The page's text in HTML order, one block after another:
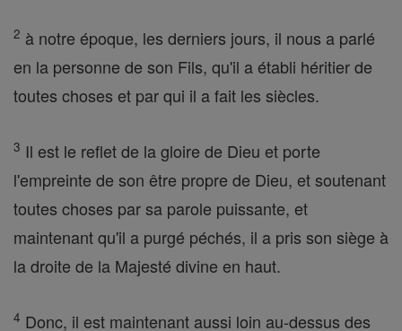
2 à notre époque, les derniers jours, il nous a parlé
en la personne de son Fils, qu'il a établi héritier de
toutes choses et par qui il a fait les siècles.
3 Il est le reflet de la gloire de Dieu et porte
l'empreinte de son être propre de Dieu, et soutenant
toutes choses par sa parole puissante, et
maintenant qu'il a purgé péchés, il a pris son siège à
la droite de la Majesté divine en haut.
4 Donc, il est maintenant aussi loin au-dessus des